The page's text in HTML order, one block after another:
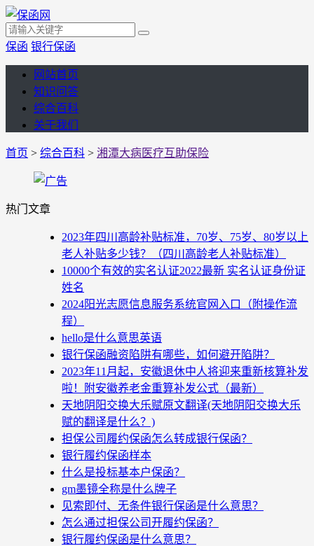
保函 银行保函
网站首页
知识问答
综合百科
关于我们
首页 > 综合百科 > 湘潭大病医疗互助保险
热门文章
2023年四川高龄补贴标准，70岁、75岁、80岁以上
老人补贴多少钱？（四川高龄老人补贴标准）
10000个有效的实名认证2022最新 实名认证身份证
姓名
2024阳光志愿信息服务系统官网入口（附操作流
程）
hello是什么意思英语
银行保函融资陷阱有哪些，如何避开陷阱？
2023年11月起，安徽退休中人将迎来重新核算补发
啦！附安徽养老金重算补发公式（最新）
天地阴阳交换大乐赋原文翻译(天地阴阳交换大乐
赋的翻译是什么？)
担保公司履约保函怎么转成银行保函？
银行履约保函样本
什么是投标基本户保函？
gm墨镜全称是什么牌子
见索即付、无条件银行保函是什么意思？
怎么通过担保公司开履约保函？
银行履约保函是什么意思？